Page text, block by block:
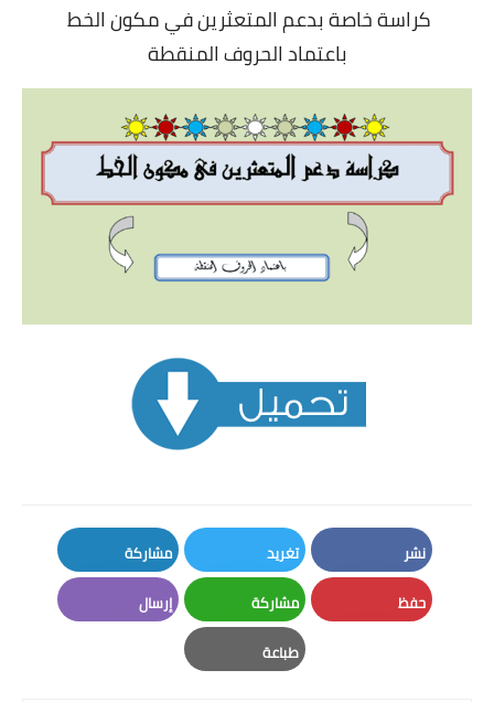
كراسة خاصة بدعم المتعثرين في مكون الخط
باعتماد الحروف المنقطة
نشر
Facebook
تغريد
Twitter
مشاركة
LinkedIn
حفظ مشاركة
Whatsapp
إرسال
طباعة